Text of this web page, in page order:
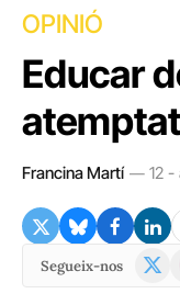
OPINIÓ
Educar
Francina Martí 12 -
Segueix-nos
X